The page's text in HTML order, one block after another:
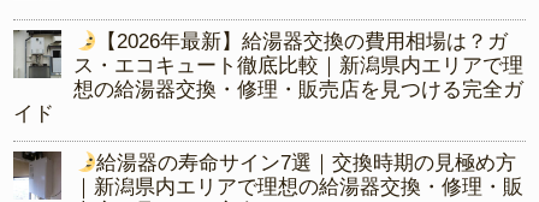
【2026年最新】給湯器交換の費用相場は？ガ
ス・エコキュート徹底比較｜新潟県内エリアで理
想の給湯器交換・修理・販売店を見つける完全ガ
イド
給湯器の寿命サイン7選｜交換時期の見極め方
｜新潟県内エリアで理想の給湯器交換・修理・販